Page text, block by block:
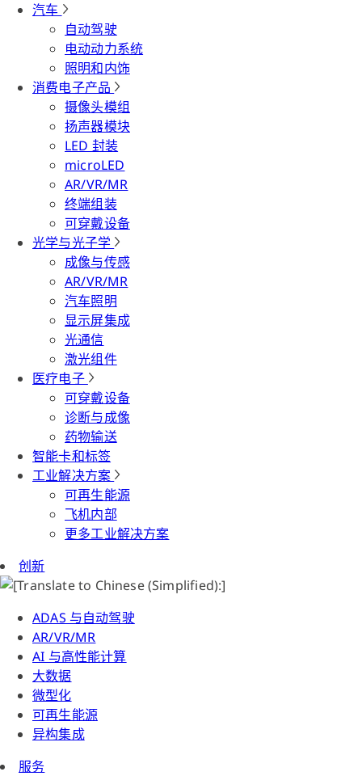
汽车
自动驾驶
电动动力系统
照明和内饰
消费电子产品
摄像头模组
扬声器模块
LED 封装
microLED
AR/VR/MR
终端组装
可穿戴设备
光学与光子学
成像与传感
AR/VR/MR
汽车照明
显示屏集成
光通信
激光组件
医疗电子
可穿戴设备
诊断与成像
药物输送
智能卡和标签
工业解决方案
可再生能源
飞机内部
更多工业解决方案
创新
ADAS 与自动驾驶
AR/VR/MR
AI 与高性能计算
大数据
微型化
可再生能源
异构集成
服务